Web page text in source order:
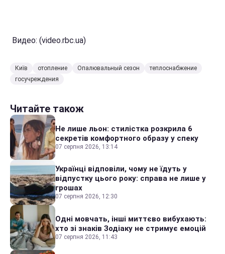
Видео: (video.rbc.ua)
Київ отопление Опалювальный сезон
теплоснабжение
госучреждения
Читайте також
Не лише льон: стилістка розкрила 6
секретів комфортного образу у спеку
07 серпня 2026, 13:14
Українці відповіли, чому не їдуть у
відпустку цього року: справа не лише у
грошах
07 серпня 2026, 12:30
Одні мовчать, інші миттєво вибухають:
хто зі знаків Зодіаку не стримує емоцій
07 серпня 2026, 11:43